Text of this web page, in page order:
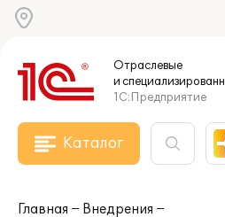
Отраслевые
и
1С:Предприятие
Каталог
Главная
Внедрения